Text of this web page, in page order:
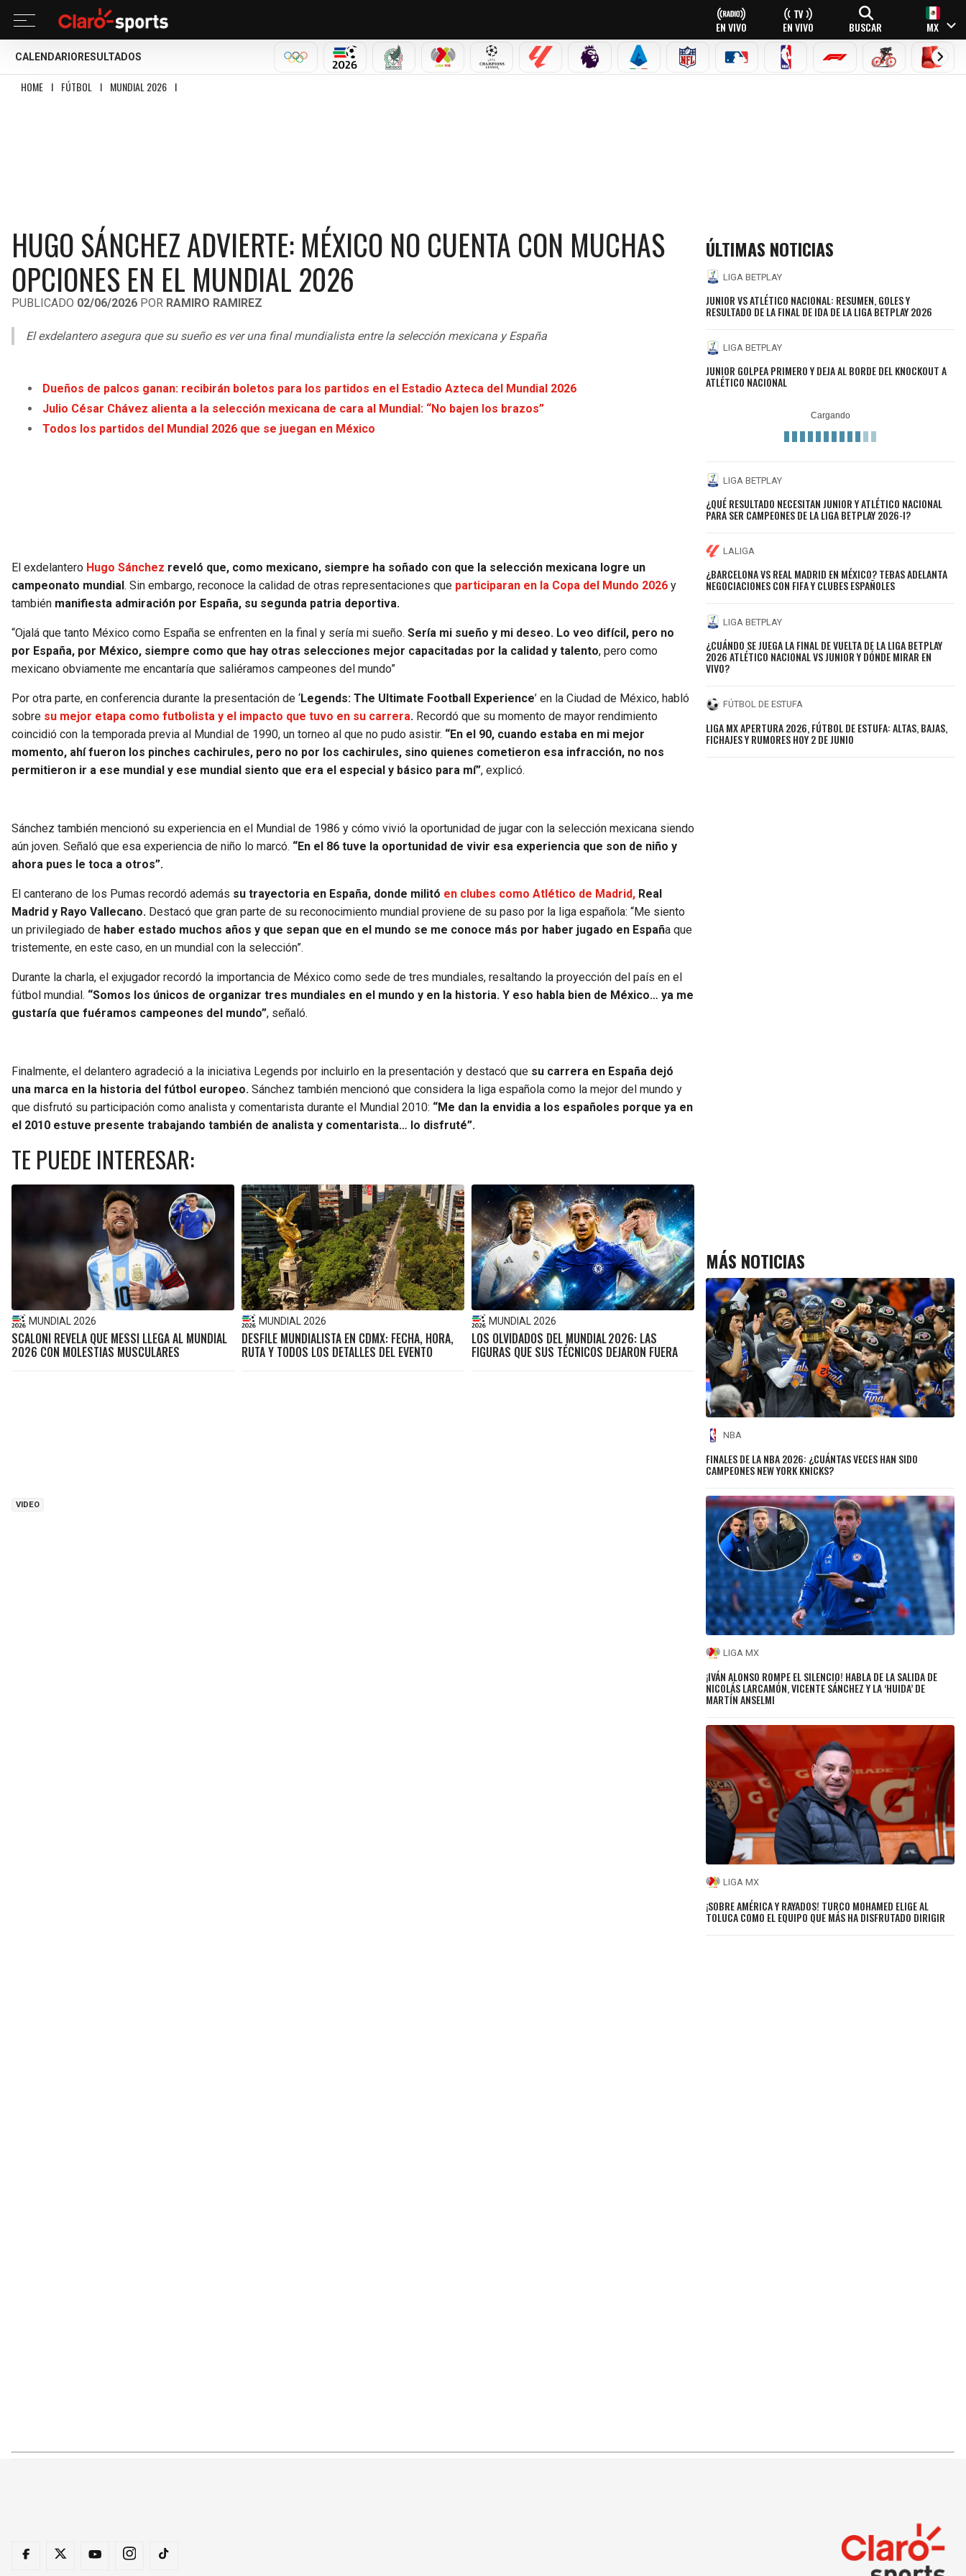
EN VIVO EN VIVO BUSCAR MX
CALENDARIO RESULTADOS
OLÍMPICOSMUNDIAL 2026SELECCIÓN MEXICANA
LIGA MX CHAMPIONS LEAGUE
LALIGA PREMIER LEAGUE
SERIE A NFL MLB NBA FÓRMULA 1CICLISMOBOXEO
HOME I FÚTBOL I MUNDIAL 2026 I
HUGO SÁNCHEZ ADVIERTE: MÉXICO NO CUENTA CON MUCHAS
OPCIONES EN EL MUNDIAL 2026
PUBLICADO 02/06/2026 POR RAMIRO RAMIREZ
El exdelantero asegura que su sueño es ver una final mundialista entre la selección mexicana y España
Dueños de palcos ganan: recibirán boletos para los partidos en el Estadio Azteca del Mundial 2026
Julio César Chávez alienta a la selección mexicana de cara al Mundial: “No bajen los brazos”
Todos los partidos del Mundial 2026 que se juegan en México
El exdelantero Hugo Sánchez reveló que, como mexicano, siempre ha soñado con que la selección mexicana logre un
campeonato mundial . Sin embargo, reconoce la calidad de otras representaciones que participaran en la Copa del Mundo 2026 y
también manifiesta admiración por España, su segunda patria deportiva.
“Ojalá que tanto México como España se enfrenten en la final y sería mi sueño. Sería mi sueño y mi deseo. Lo veo difícil, pero no
por España, por México, siempre como que hay otras selecciones mejor capacitadas por la calidad y talento, pero como
mexicano obviamente me encantaría que saliéramos campeones del mundo”
Por otra parte, en conferencia durante la presentación de ‘Legends: The Ultimate Football Experience’ en la Ciudad de México, habló
sobre su mejor etapa como futbolista y el impacto que tuvo en su carrera. Recordó que su momento de mayor rendimiento
coincidió con la temporada previa al Mundial de 1990, un torneo al que no pudo asistir. “En el 90, cuando estaba en mi mejor
momento, ahí fueron los pinches cachirules, pero no por los cachirules, sino quienes cometieron esa infracción, no nos
permitieron ir a ese mundial y ese mundial siento que era el especial y básico para mí”, explicó.
Sánchez también mencionó su experiencia en el Mundial de 1986 y cómo vivió la oportunidad de jugar con la selección mexicana siendo
aún joven. Señaló que esa experiencia de niño lo marcó. “En el 86 tuve la oportunidad de vivir esa experiencia que son de niño y
ahora pues le toca a otros”.
El canterano de los Pumas recordó además su trayectoria en España, donde militó en clubes como Atlético de Madrid, Real
Madrid y Rayo Vallecano. Destacó que gran parte de su reconocimiento mundial proviene de su paso por la liga española: “Me siento
un privilegiado de haber estado muchos años y que sepan que en el mundo se me conoce más por haber jugado en España que
tristemente, en este caso, en un mundial con la selección”.
Durante la charla, el exjugador recordó la importancia de México como sede de tres mundiales, resaltando la proyección del país en el
fútbol mundial. “Somos los únicos de organizar tres mundiales en el mundo y en la historia. Y eso habla bien de México… ya me
gustaría que fuéramos campeones del mundo”, señaló.
Finalmente, el delantero agradeció a la iniciativa Legends por incluirlo en la presentación y destacó que su carrera en España dejó
una marca en la historia del fútbol europeo. Sánchez también mencionó que considera la liga española como la mejor del mundo y
que disfrutó su participación como analista y comentarista durante el Mundial 2010: “Me dan la envidia a los españoles porque ya en
el 2010 estuve presente trabajando también de analista y comentarista… lo disfruté”.
TE PUEDE INTERESAR:
MUNDIAL 2026
SCALONI REVELA QUE MESSI LLEGA AL MUNDIAL
2026 CON MOLESTIAS MUSCULARES
MUNDIAL 2026
DESFILE MUNDIALISTA EN CDMX: FECHA, HORA,
RUTA Y TODOS LOS DETALLES DEL EVENTO
MUNDIAL 2026
LOS OLVIDADOS DEL MUNDIAL 2026: LAS
FIGURAS QUE SUS TÉCNICOS DEJARON FUERA
VIDEO
ÚLTIMAS NOTICIAS
LIGA BETPLAY
JUNIOR VS ATLÉTICO NACIONAL: RESUMEN, GOLES Y
RESULTADO DE LA FINAL DE IDA DE LA LIGA BETPLAY 2026
LIGA BETPLAY
JUNIOR GOLPEA PRIMERO Y DEJA AL BORDE DEL KNOCKOUT A
ATLÉTICO NACIONAL
LIGA BETPLAY
¿QUÉ RESULTADO NECESITAN JUNIOR Y ATLÉTICO NACIONAL
PARA SER CAMPEONES DE LA LIGA BETPLAY 2026-I?
LALIGA
¿BARCELONA VS REAL MADRID EN MÉXICO? TEBAS ADELANTA
NEGOCIACIONES CON FIFA Y CLUBES ESPAÑOLES
LIGA BETPLAY
¿CUÁNDO SE JUEGA LA FINAL DE VUELTA DE LA LIGA BETPLAY
2026 ATLÉTICO NACIONAL VS JUNIOR Y DÓNDE MIRAR EN
VIVO?
FÚTBOL DE ESTUFA
LIGA MX APERTURA 2026, FÚTBOL DE ESTUFA: ALTAS, BAJAS,
FICHAJES Y RUMORES HOY 2 DE JUNIO
MÁS NOTICIAS
NBA
FINALES DE LA NBA 2026: ¿CUÁNTAS VECES HAN SIDO
CAMPEONES NEW YORK KNICKS?
LIGA MX
¡IVÁN ALONSO ROMPE EL SILENCIO! HABLA DE LA SALIDA DE
NICOLÁS LARCAMÓN, VICENTE SÁNCHEZ Y LA ‘HUIDA’ DE
MARTÍN ANSELMI
LIGA MX
¡SOBRE AMÉRICA Y RAYADOS! TURCO MOHAMED ELIGE AL
TOLUCA COMO EL EQUIPO QUE MÁS HA DISFRUTADO DIRIGIR